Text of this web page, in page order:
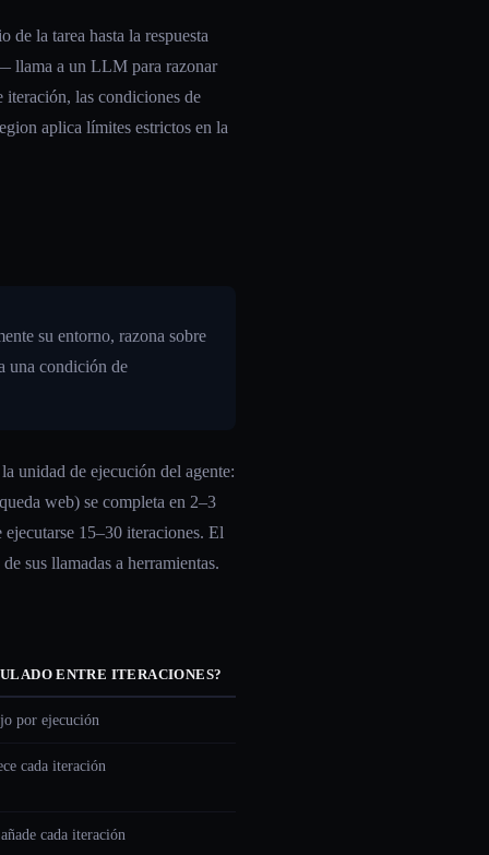
la tarea hasta la respuesta
llama a un LLM para razonar
iteración, las condiciones de
aplica límites estrictos en la
su entorno, razona sobre
una condición de
unidad de ejecución del agente:
web) se completa en 2–3
15–30 iteraciones. El
sus llamadas a herramientas.
ENTRE ITERACIONES?
por ejecución
cada iteración
cada iteración